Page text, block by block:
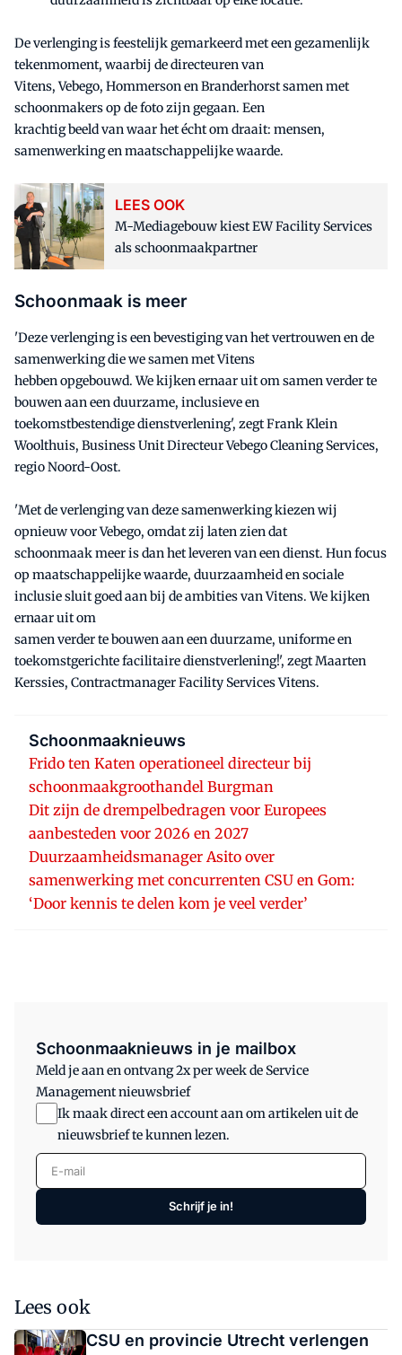
De verlenging is feestelijk gemarkeerd met een gezamenlijk
tekenmoment, waarbij de directeuren van
Vitens, Vebego, Hommerson en Branderhorst samen met
schoonmakers op de foto zijn gegaan. Een
krachtig beeld van waar het écht om draait: mensen,
samenwerking en maatschappelijke waarde.
LEES OOK
M-Mediagebouw kiest EW Facility Services
als schoonmaakpartner
Schoonmaak is meer
'Deze verlenging is een bevestiging van het vertrouwen en de
samenwerking die we samen met Vitens
hebben opgebouwd. We kijken ernaar uit om samen verder te
bouwen aan een duurzame, inclusieve en
toekomstbestendige dienstverlening', zegt Frank Klein
Woolthuis, Business Unit Directeur Vebego Cleaning Services,
regio Noord-Oost.
'Met de verlenging van deze samenwerking kiezen wij
opnieuw voor Vebego, omdat zij laten zien dat
schoonmaak meer is dan het leveren van een dienst. Hun focus
op maatschappelijke waarde, duurzaamheid en sociale
inclusie sluit goed aan bij de ambities van Vitens. We kijken
ernaar uit om
samen verder te bouwen aan een duurzame, uniforme en
toekomstgerichte facilitaire dienstverlening!', zegt Maarten
Kerssies, Contractmanager Facility Services Vitens.
Schoonmaaknieuws
Frido ten Katen operationeel directeur bij
schoonmaakgroothandel Burgman
Dit zijn de drempelbedragen voor Europees
aanbesteden voor 2026 en 2027
Duurzaamheidsmanager Asito over
samenwerking met concurrenten CSU en Gom:
‘Door kennis te delen kom je veel verder’
Schoonmaaknieuws in je mailbox
Meld je aan en ontvang 2x per week de Service
Management nieuwsbrief
Ik maak direct een account aan om artikelen uit de
nieuwsbrief te kunnen lezen.
E-mail
Schrijf je in!
Lees ook
CSU en provincie Utrecht verlengen